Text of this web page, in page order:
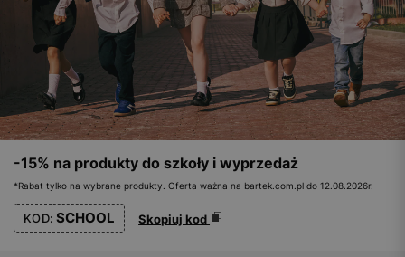
-15% na produkty do szkoły i wyprzedaż
*Rabat tylko na wybrane produkty. Oferta ważna na bartek.com.pl do 12.08.2026r.
KOD: SCHOOL Skopiuj kod